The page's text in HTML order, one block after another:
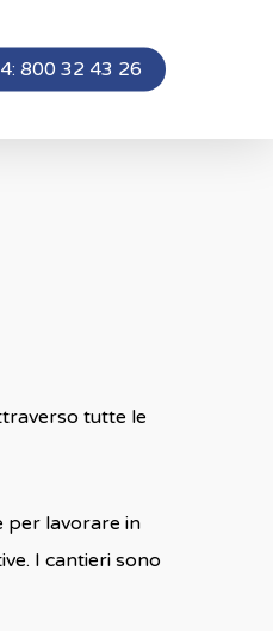
800 32 43 26
tutte le
per lavorare in
I cantieri sono